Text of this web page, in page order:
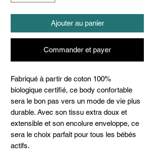
Ajouter au panier
Commander et payer
Fabriqué à partir de coton 100%
biologique certifié, ce body confortable
sera le bon pas vers un mode de vie plus
durable. Avec son tissu extra doux et
extensible et son encolure enveloppe, ce
sera le choix parfait pour tous les bébés
actifs.